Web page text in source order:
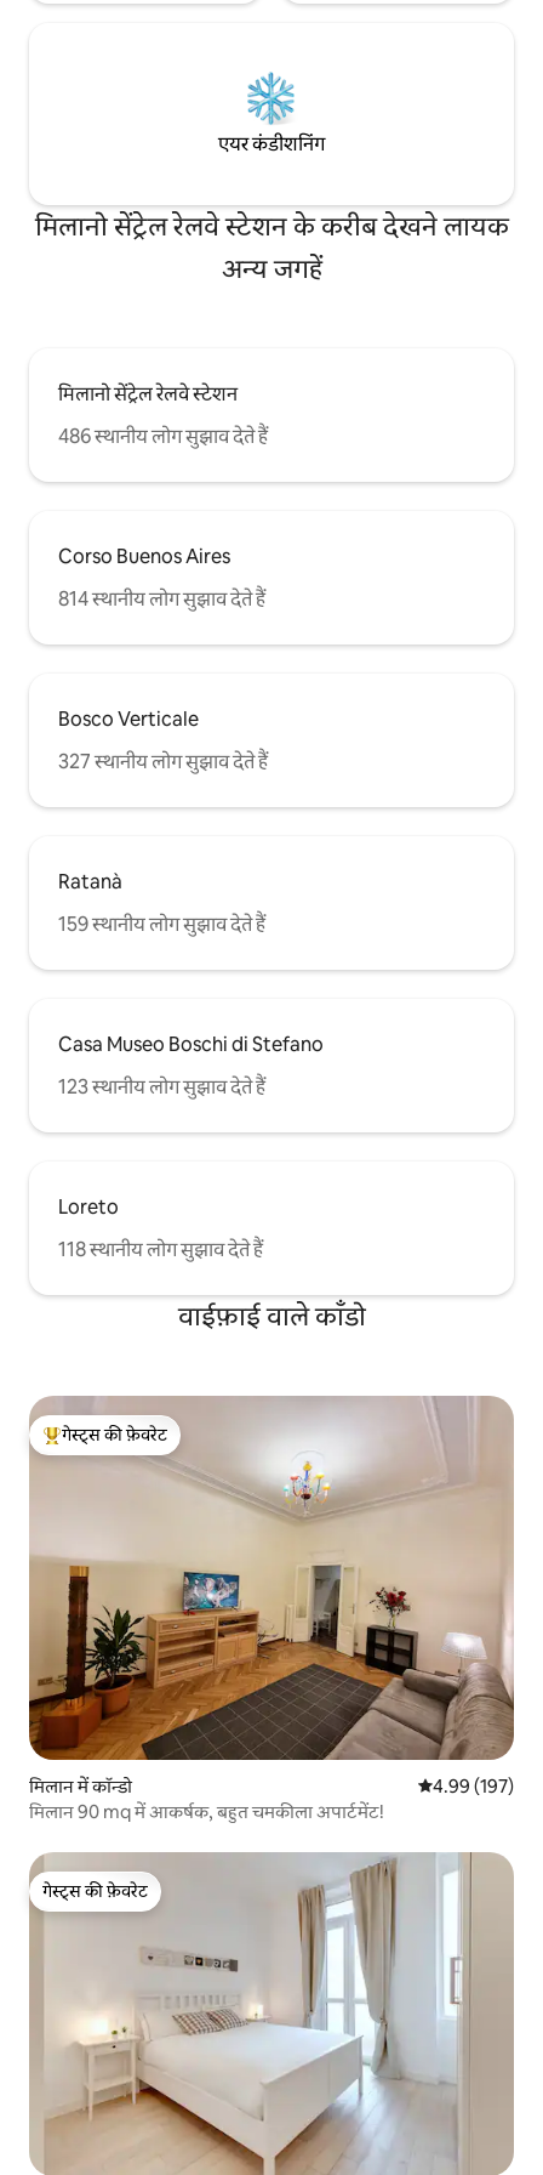
एयर कंडीशनिंग
मिलानो सेंट्रेल रेलवे स्टेशन के करीब देखने लायक
अन्य जगहें
मिलानो सेंट्रेल रेलवे स्टेशन
486 स्थानीय लोग सुझाव देते हैं
Corso Buenos Aires
814 स्थानीय लोग सुझाव देते हैं
Bosco Verticale
327 स्थानीय लोग सुझाव देते हैं
Ratanà
159 स्थानीय लोग सुझाव देते हैं
Casa Museo Boschi di Stefano
123 स्थानीय लोग सुझाव देते हैं
Loreto
118 स्थानीय लोग सुझाव देते हैं
वाईफ़ाई वाले काँडो
गेस्ट्स का टॉप फ़ेवरेट
गेस्ट्स की फ़ेवरेट
मिलान में कॉन्डो औसत रेटिंग 5 में से
4.99 (197)
मिलान 90 mq में आकर्षक, बहुत चमकीला अपार्टमेंट!
गेस्ट्स की फ़ेवरेट
गेस्ट्स की फ़ेवरेट